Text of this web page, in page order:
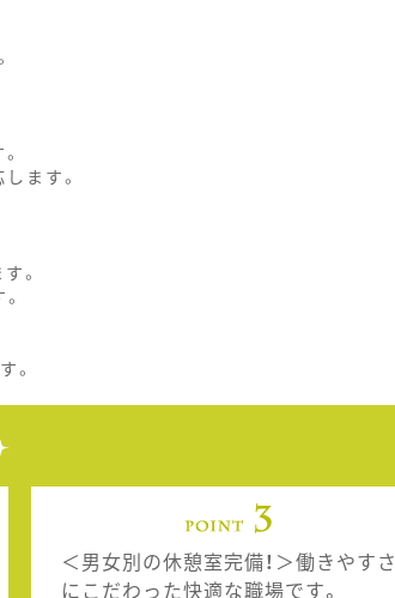
ます。
。
。
＜男女別の休憩室完備！＞働きやすさ
にこだわった快適な職場です。